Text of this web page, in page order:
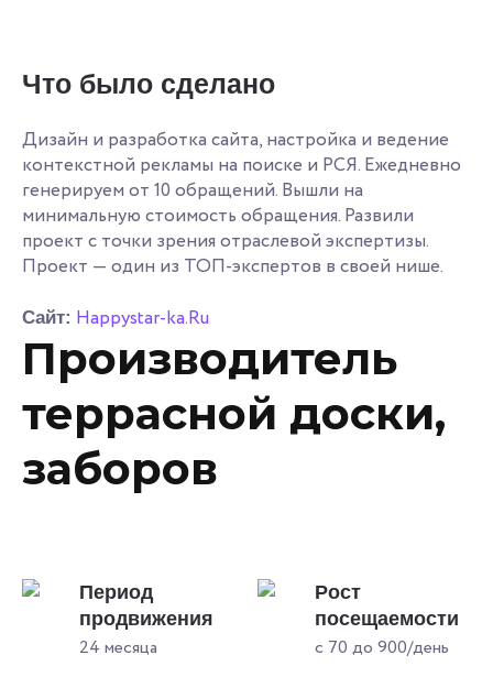
Что было сделано
Дизайн и разработка сайта, настройка и ведение
контекстной рекламы на поиске и РСЯ. Ежедневно
генерируем от 10 обращений. Вышли на
минимальную стоимость обращения. Развили
проект с точки зрения отраслевой экспертизы.
Проект — один из ТОП-экспертов в своей нише.
Сайт: Happystar-ka.Ru
Производитель
террасной доски,
заборов
Период
продвижения
24 месяца
Рост
посещаемости
с 70 до 900/день